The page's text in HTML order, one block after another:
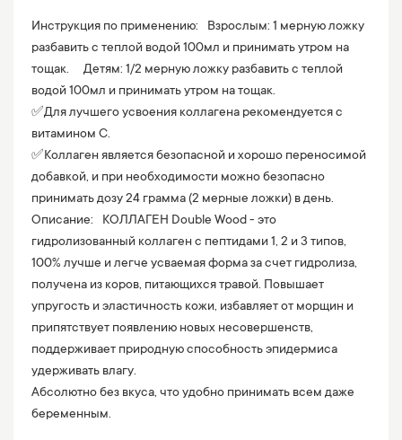
Инструкция по применению: Взрослым: 1 мерную ложку
разбавить с теплой водой 100мл и принимать утром на
тощак. Детям: 1/2 мерную ложку разбавить с теплой
водой 100мл и принимать утром на тощак.
✅Для лучшего усвоения коллагена рекомендуется с
витамином С.
✅Коллаген является безопасной и хорошо переносимой
добавкой, и при необходимости можно безопасно
принимать дозу 24 грамма (2 мерные ложки) в день.
Описание: КОЛЛАГЕН Double Wood - это
гидролизованный коллаген с пептидами 1, 2 и 3 типов,
100% лучше и легче усваемая форма за счет гидролиза,
получена из коров, питающихся травой. Повышает
упругость и эластичность кожи, избавляет от морщин и
припятствует появлению новых несовершенств,
поддерживает природную способность эпидермиса
удерживать влагу.
Абсолютно без вкуса, что удобно принимать всем даже
беременным.